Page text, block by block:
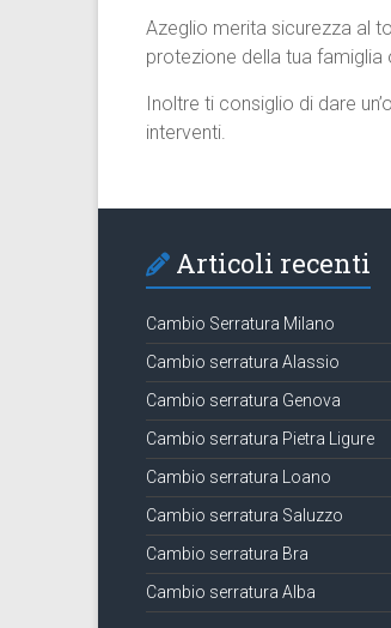
Azeglio merita sicurezza al
protezione della tua famiglia
Inoltre ti consiglio di dare
interventi.
Articoli recenti
Cambio Serratura Milano
Cambio serratura Alassio
Cambio serratura Genova
Cambio serratura Pietra Ligure
Cambio serratura Loano
Cambio serratura Saluzzo
Cambio serratura Bra
Cambio serratura Alba